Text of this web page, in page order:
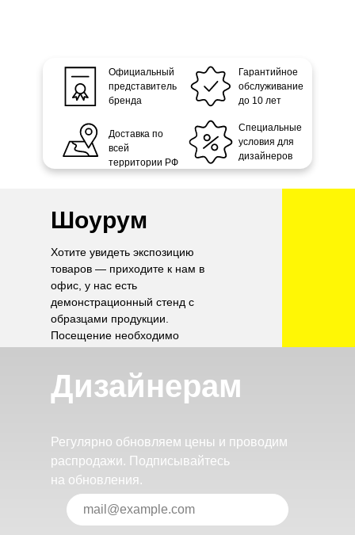
Официальный
представитель
бренда
Доставка по
всей
территории РФ
Гарантийное
обслуживание
до 10 лет
Специальные
условия для
дизайнеров
Шоурум
Хотите увидеть экспозицию
товаров — приходите к нам в
офис, у нас есть
демонстрационный стенд с
образцами продукции.
Посещение необходимо
Дизайнерам
Регулярно обновляем цены и проводим
распродажи. Подписывайтесь
на обновления.